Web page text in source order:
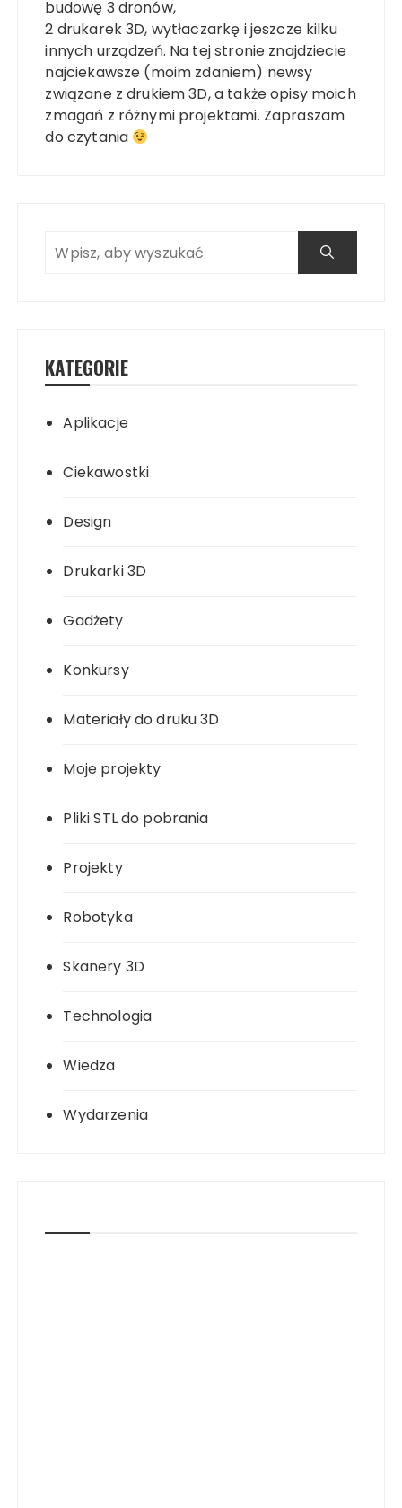
budowę 3 dronów,
2 drukarek 3D, wytłaczarkę i jeszcze kilku
innych urządzeń. Na tej stronie znajdziecie
najciekawsze (moim zdaniem) newsy
związane z drukiem 3D, a także opisy moich
zmagań z różnymi projektami. Zapraszam
do czytania
KATEGORIE
Aplikacje
Ciekawostki
Design
Drukarki 3D
Gadżety
Konkursy
Materiały do druku 3D
Moje projekty
Pliki STL do pobrania
Projekty
Robotyka
Skanery 3D
Technologia
Wiedza
Wydarzenia